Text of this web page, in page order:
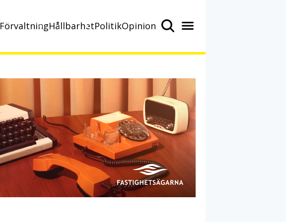
FörvaltningHållbarhetPolitikOpinion